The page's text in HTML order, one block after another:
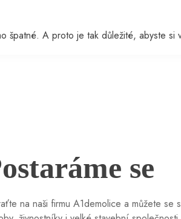
A proto je tak důležité, abyste si
se
na naši firmu A1demolice a můžete se